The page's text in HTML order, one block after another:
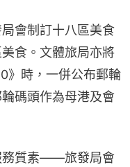
會制訂十八區美食
食。文體旅局亦將
》時，一併公布郵輪
碼頭作為母港及會
務質素——旅發局會